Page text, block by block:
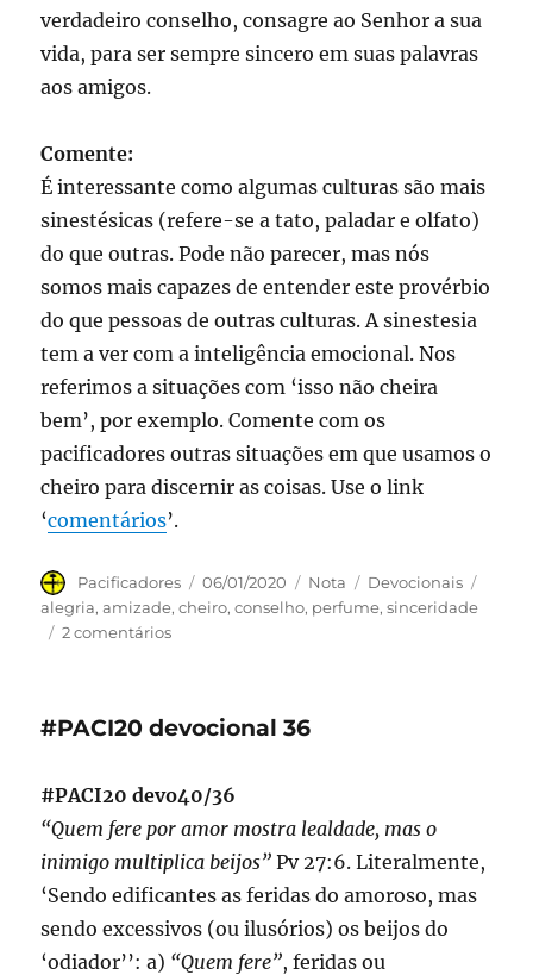
verdadeiro conselho, consagre ao Senhor a sua
vida, para ser sempre sincero em suas palavras
aos amigos.
Comente:
É interessante como algumas culturas são mais
sinestésicas (refere-se a tato, paladar e olfato)
do que outras. Pode não parecer, mas nós
somos mais capazes de entender este provérbio
do que pessoas de outras culturas. A sinestesia
tem a ver com a inteligência emocional. Nos
referimos a situações com ‘isso não cheira
bem’, por exemplo. Comente com os
pacificadores outras situações em que usamos o
cheiro para discernir as coisas. Use o link
‘comentários’.
Autor
Pacificadores
Publicado
em
06/01/2020 Formato
Nota Categorias
Devocionais
alegria,amizade,cheiro,conselho, perfume,sinceridade
2 comentáriosem
#PACI20 devocional 36
#PACI20 devo40/36
“Quem fere por amor mostra lealdade, mas o
inimigo multiplica beijos”Pv 27:6. Literalmente,
‘Sendo edificantes as feridas do amoroso, mas
sendo excessivos (ou ilusórios) os beijos do
‘odiador’’: a) “Quem fere”, feridas ou